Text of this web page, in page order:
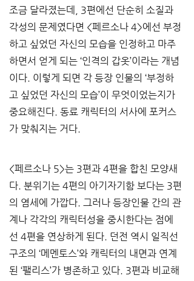
조금 달라졌는데, 3편에선 단순히 소질과
각성의 문제였다면 <페르소나 4>에선 부정
하고 싶었던 자신의 모습을 인정하고 마주
하면서 얻게 되는 ‘인격의 갑옷’이라는 개념
이다. 이렇게 되면 각 등장 인물의 ‘부정하
고 싶었던 자신의 모습’이 무엇이었는지가
중요해진다. 동료 캐릭터의 서사에 포커스
가 맞춰지는 거다.
<페르소나 5>는 3편과 4편을 합친 모양새
다. 분위기는 4편의 아기자기함 보다는 3편
의 염세에 가깝다. 그러나 등장인물 간의 관
계나 각각의 캐릭터성을 중시한다는 점에
선 4편을 연상하게 된다. 던전 역시 일직선
구조의 ‘메멘토스’와 캐릭터의 내면과 연계
된 ‘팰리스’가 병존하고 있다. 3편과 비교해